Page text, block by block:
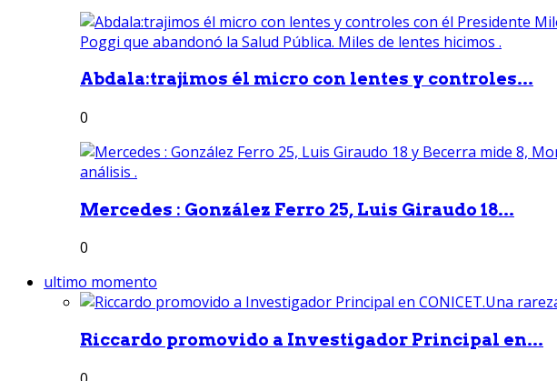
Abdala:trajimos él micro con lentes y controles...
0
Mercedes : González Ferro 25, Luis Giraudo 18...
0
ultimo momento
Riccardo promovido a Investigador Principal en...